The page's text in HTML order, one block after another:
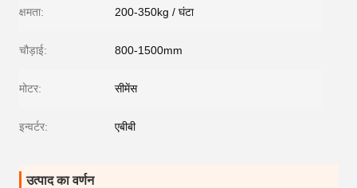
क्षमता: 200-350kg / घंटा
चौड़ाई: 800-1500mm
मोटर: सीमेंस
इन्वर्टर: एबीबी
उत्पाद का वर्णन